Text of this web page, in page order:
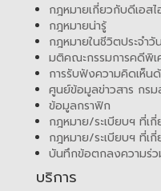
กฎหมายเกี่ยวกับดีเอสไ
กฎหมายน่ารู้
กฎหมายในชีวิตประจำวัน
มติคณะกรรมการคดีพิเ
การรับฟังความคิดเห็น
ศูนย์ข้อมูลข่าวสาร กร
ข้อมูลกราฟิก
กฎหมาย/ระเบียบฯ ที่เ
กฎหมาย/ระเบียบฯ ที่เ
บันทึกข้อตกลงความร่
บริการ